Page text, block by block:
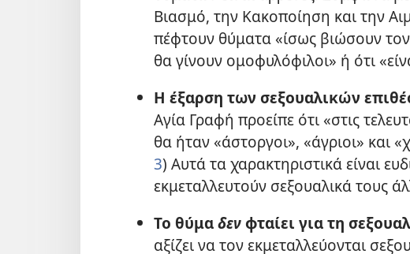
Βιασμό, την Κακοποίηση και την
πέφτουν θύματα «ίσως βιώσουν τον
θα γίνουν ομοφυλόφιλοι» ή ότι
Η έξαρση των σεξουαλικών
Αγία Γραφή προείπε ότι «στις
θα ήταν «άστοργοι», «άγριοι» και
3) Αυτά τα χαρακτηριστικά είναι
εκμεταλλευτούν σεξουαλικά τους
Το θύμαδενφταίει για τη
αξίζει να τον εκμεταλλεύονται